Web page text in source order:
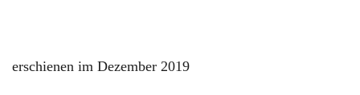
erschienen im Dezember 2019